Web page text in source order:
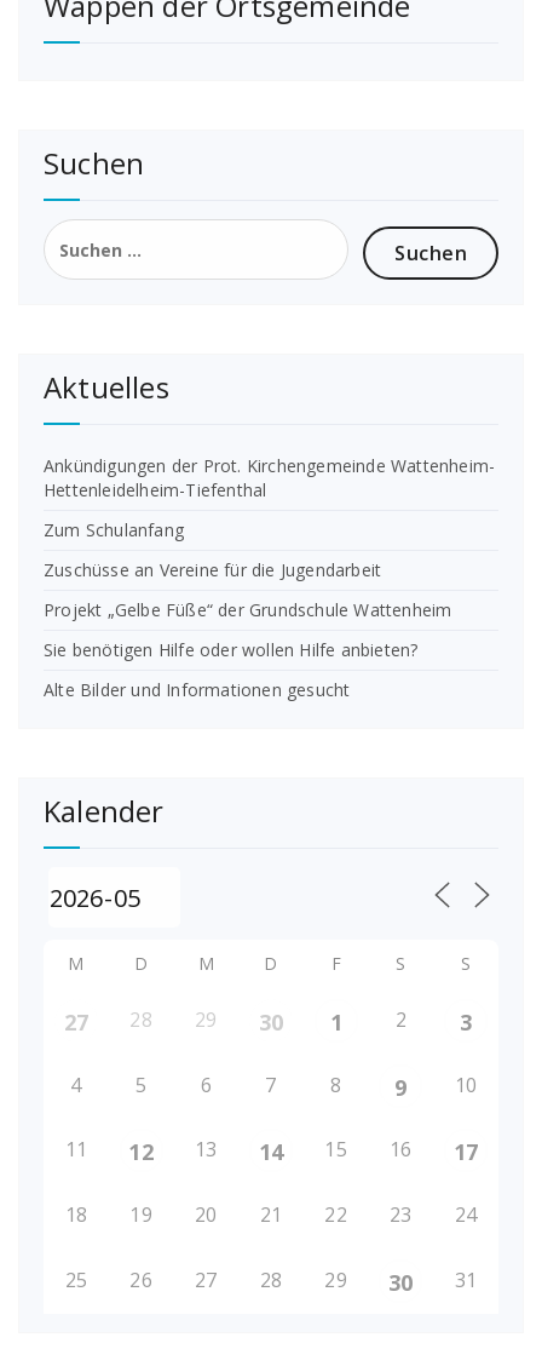
Suchen
Suchen
nach:
Aktuelles
Ankündigungen der Prot. Kirchengemeinde Wattenheim-
Hettenleidelheim-Tiefenthal
Zum Schulanfang
Zuschüsse an Vereine für die Jugendarbeit
Projekt „Gelbe Füße“ der Grundschule Wattenheim
Sie benötigen Hilfe oder wollen Hilfe anbieten?
Alte Bilder und Informationen gesucht
Kalender
M D M D F S S
27 28 29 30 1 2 3
4 5 6 7 8 9 10
11 12 13 14 15 16 17
18 19 20 21 22 23 24
25 26 27 28 29 30 31